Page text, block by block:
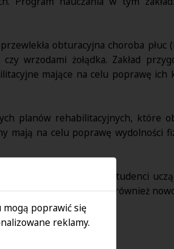
obturacyjna choroba płuc
wrzodami żołądka. Zakład
mające na celu poprawę ich
planów rehabilitacyjnych, które
mają na celu poprawę wydolności
w zakresie fizjoterapii. Studenci
Wykorzystują również
wewnętrznych.
mogą poprawić się
reklamy.